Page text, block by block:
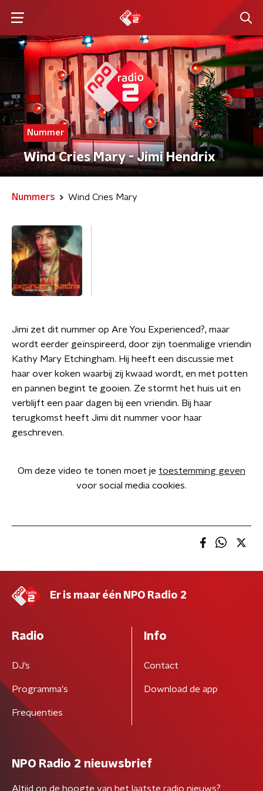
Nummer
Wind Cries Mary - Jimi Hendrix
Nummers Wind Cries Mary
Jimi zet dit nummer op Are You Experienced?, maar
wordt eerder geïnspireerd, door zijn toenmalige vriendin
Kathy Mary Etchingham. Hij heeft een discussie met
haar over koken waarbij zij kwaad wordt, en met potten
en pannen begint te gooien. Ze stormt het huis uit en
verblijft een paar dagen bij een vriendin. Bij haar
terugkomst heeft Jimi dit nummer voor haar
geschreven.
Om deze video te tonen moet je toestemming geven
voor social media cookies.
Er is maar één NPO Radio 2
Radio
DJ’s
Programma's
Frequenties
Info
Contact
Download de app
NPO Radio 2 nieuwsbrief
Altijd op de hoogte van het laatste radio nieuws?